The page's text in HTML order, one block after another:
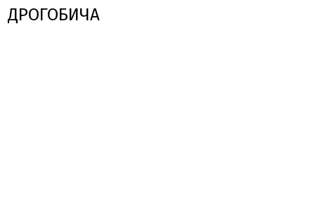
ДРОГОБИЧА